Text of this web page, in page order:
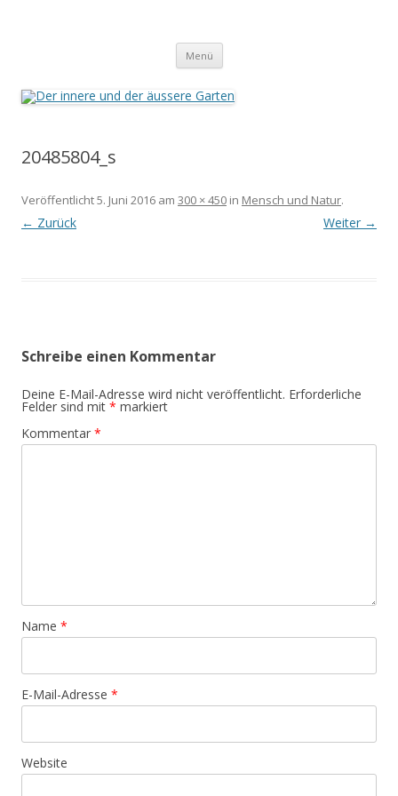
Menü Zum
springen
20485804_s
Veröffentlicht5. Juni 2016 am 300 × 450 in Mensch und Natur.
← Zurück Weiter →
Schreibe einen Kommentar
Deine E-Mail-Adresse wird nicht veröffentlicht. Erforderliche
Felder sind mit * markiert
Kommentar *
Name *
E-Mail-Adresse *
Website